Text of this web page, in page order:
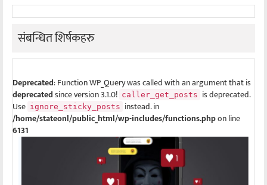
संबन्धित शिर्षकहरु
Deprecated: Function WP_Query was called with an argument that is
deprecatedsince version 3.1.0! caller_get_posts is deprecated.
Use ignore_sticky_posts instead. in
/home/stateonl/public_html/wp-includes/functions.phpon line
6131